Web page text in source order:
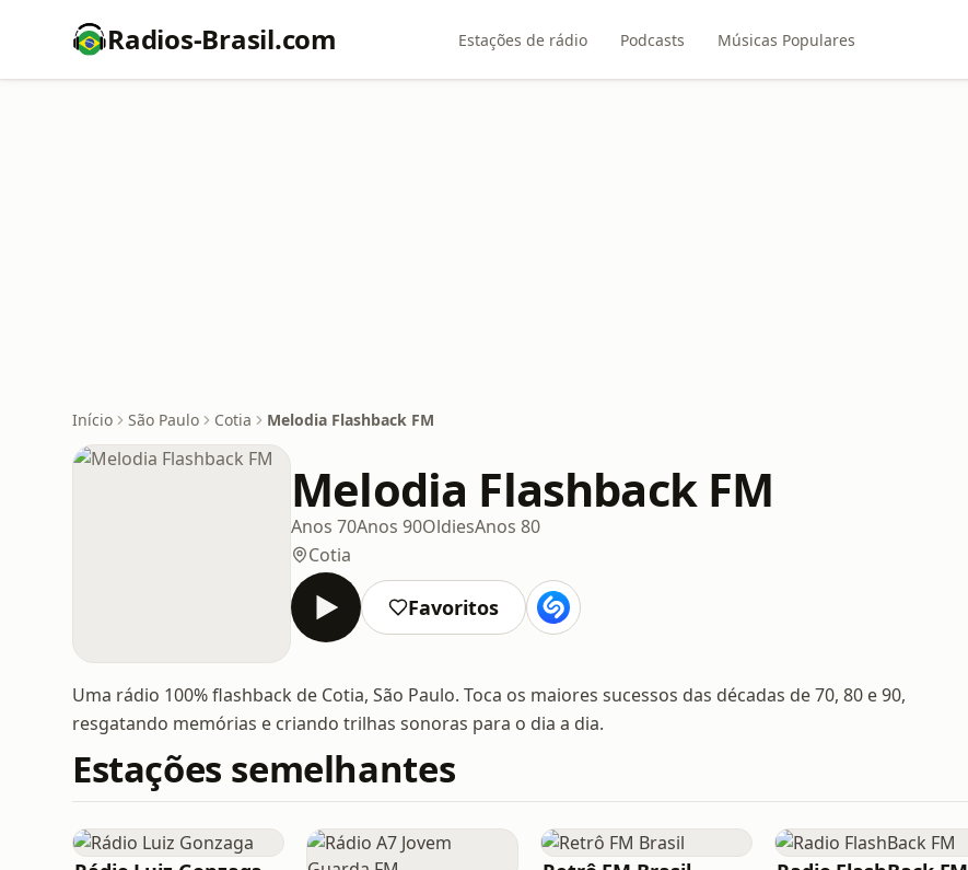
Radios-Brasil.com Estações de rádio Podcasts Músicas Populares
Início São Paulo Cotia Melodia Flashback FM
Melodia Flashback FM
Anos 70Anos 90OldiesAnos 80
Cotia
Favoritos
Uma rádio 100% flashback de Cotia, São Paulo. Toca os maiores sucessos das décadas de 70, 80 e 90,
resgatando memórias e criando trilhas sonoras para o dia a dia.
Estações semelhantes